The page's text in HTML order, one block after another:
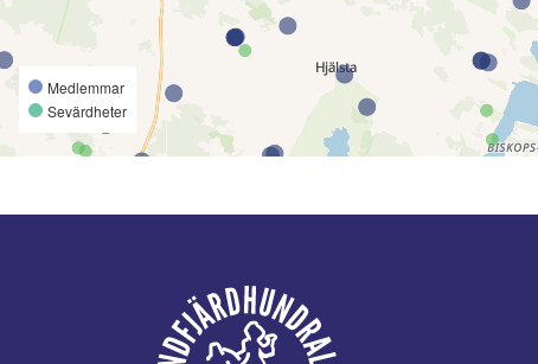
Medlemmar
Sevärdheter